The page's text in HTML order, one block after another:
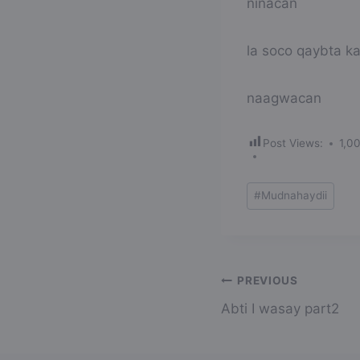
ninacan
la soco qaybta
naagwacan
Post Views:
Post
Tags:
#Mudnahaydii
Post
navigation
PREVIOUS
Abti I wasay part2